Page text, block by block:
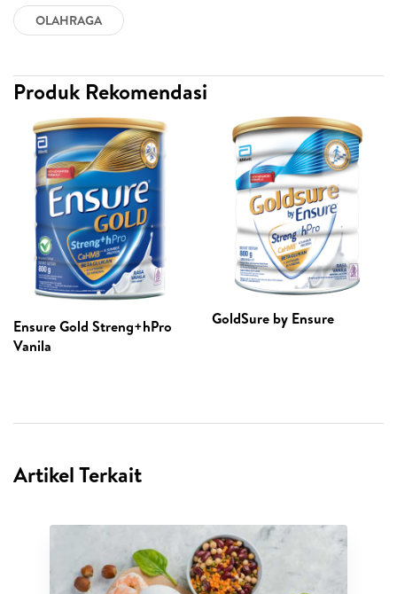
OLAHRAGA
Produk Rekomendasi
Ensure Gold Streng+hPro
Vanila
GoldSure by Ensure
Artikel Terkait